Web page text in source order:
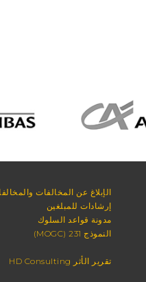
الإبلاغ عن المخالفات
إرشادات للمبلغين
مدونة قواعد السلوك
النموذج 231 (MOGC)
تقرير الأثر HD Consulting